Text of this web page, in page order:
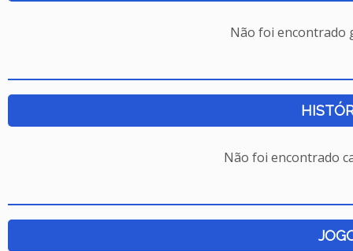
Não foi encontrado
Não foi encontrado